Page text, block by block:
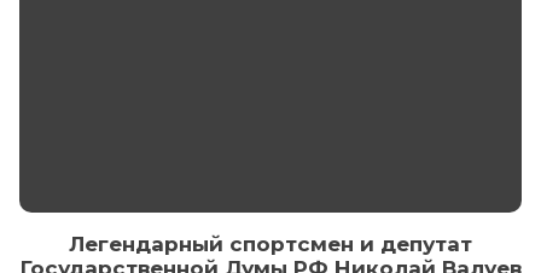
Легендарный спортсмен и депутат
Государственной Думы РФ Николай Валуев